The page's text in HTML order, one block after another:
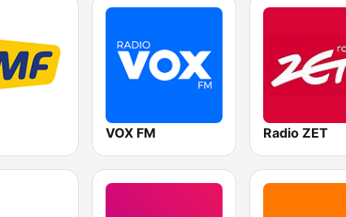
VOX FM Radio ZET